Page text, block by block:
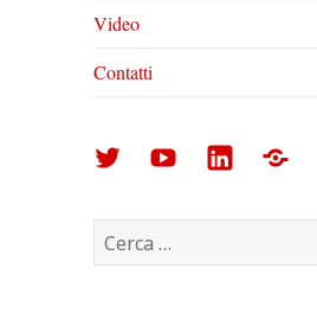
Video
Contatti
Arturo
Corinto
su
Arturo
Corinto
su
Arturo
su
Foto
Ricerca
per: